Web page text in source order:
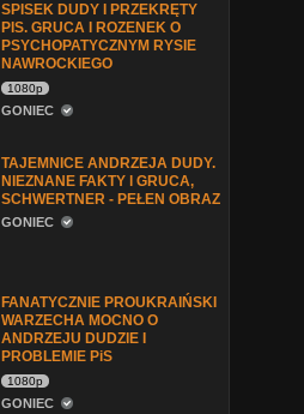
SPISEK DUDY I PRZEKRĘTY
PIS. GRUCA I ROZENEK O
PSYCHOPATYCZNYM RYSIE
NAWROCKIEGO
1080p
GONIEC
TAJEMNICE ANDRZEJA DUDY.
NIEZNANE FAKTY l GRUCA,
SCHWERTNER - PEŁEN OBRAZ
GONIEC
FANATYCZNIE PROUKRAIŃSKI
WARZECHA MOCNO O
ANDRZEJU DUDZIE I
PROBLEMIE PiS
1080p
GONIEC